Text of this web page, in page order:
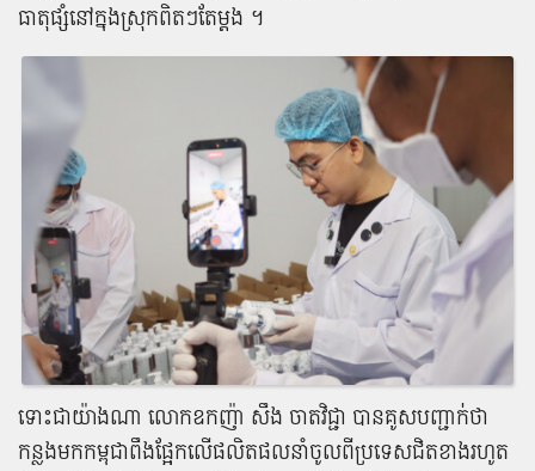
ធាតុ​ផ្សំ​នៅ​ក្នុងស្រុក​ពិត​ៗ​តែ​ម្តង ។
ទោះជា​យ៉ាងណា លោក​ឧកញ៉ា សឹង ចាត​វិជ្ជា បាន​គូសបញ្ជាក់​ថា
កន្លង​មក​កម្ពុជា​ពឹងផ្អែក​លើ​ផលិតផល​នាំ​ចូល​ពី​ប្រទេស​ជិតខាង​រហូត​